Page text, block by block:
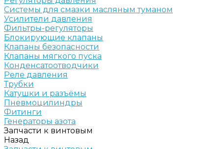
Системы для смазки масляным туманом
Усилители давления
Фильтры-регуляторы
Блокирующие клапаны
Клапаны безопасности
Клапаны мягкого пуска
Конденсатоотводчики
Реле давления
Трубки
Катушки и разъёмы
Пневмоцилиндры
Фитинги
Генераторы азота
Запчасти к винтовым
Назад